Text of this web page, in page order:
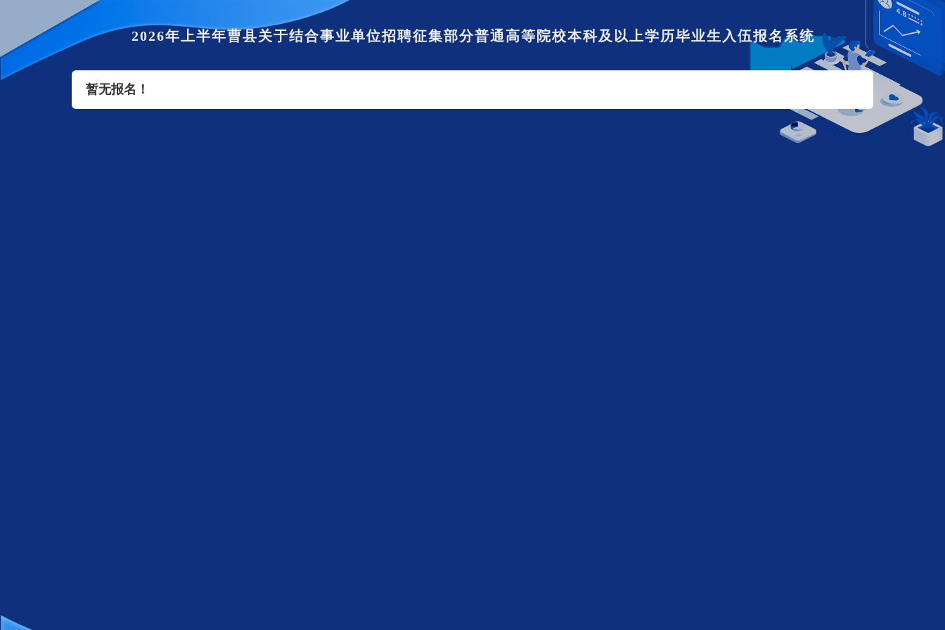
2026年上半年曹县关于结合事业单位招聘征集部分普通高等院校本科及以上学历毕业生入伍报名系统
暂无报名！